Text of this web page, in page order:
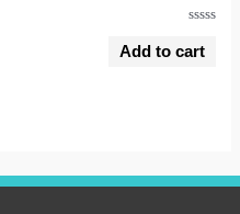
out
Add to cart